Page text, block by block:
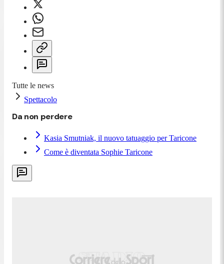
Tutte le news
Spettacolo
Da non perdere
Kasia Smutniak, il nuovo tatuaggio per Taricone
Come è diventata Sophie Taricone